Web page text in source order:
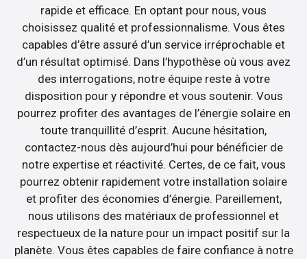
rapide et efficace. En optant pour nous, vous
choisissez qualité et professionnalisme. Vous êtes
capables d’être assuré d’un service irréprochable et
d’un résultat optimisé. Dans l’hypothèse où vous avez
des interrogations, notre équipe reste à votre
disposition pour y répondre et vous soutenir. Vous
pourrez profiter des avantages de l’énergie solaire en
toute tranquillité d’esprit. Aucune hésitation,
contactez-nous dès aujourd’hui pour bénéficier de
notre expertise et réactivité. Certes, de ce fait, vous
pourrez obtenir rapidement votre installation solaire
et profiter des économies d’énergie. Pareillement,
nous utilisons des matériaux de professionnel et
respectueux de la nature pour un impact positif sur la
planète. Vous êtes capables de faire confiance à notre